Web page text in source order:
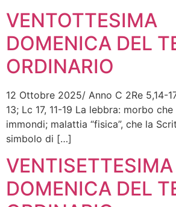
VENTOTTESIMA
DOMENICA DEL
ORDINARIO
12 Ottobre 2025/ Anno C 2Re 5,14-
13; Lc 17, 11-19 La lebbra: morbo
immondi; malattia “fisica”, che la
simbolo di […]
VENTISETTESIMA
DOMENICA DEL